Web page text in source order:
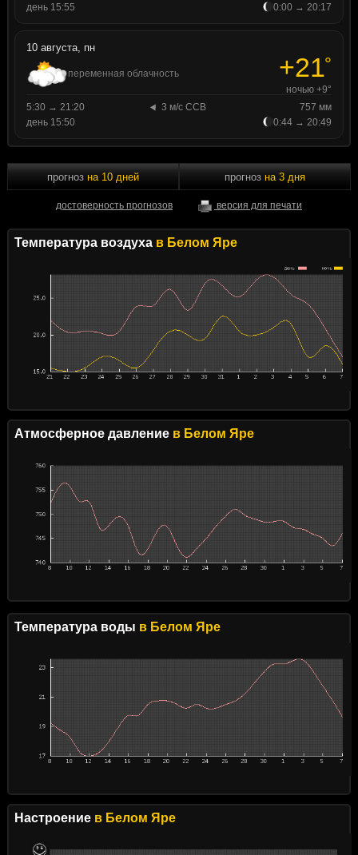
день 15:55
0:00 → 20:17
10 августа, пн
переменная облачность +21°
ночью +9°
5:30 → 21:20
3 м/с ССВ
757 мм
день 15:50
0:44 → 20:49
прогноз на 10 дней
достоверность прогнозов версия для печати
прогноз на 3 дня
Температура воздухав Белом Яре
Атмосферное давлениев Белом Яре
Температура воды в Белом Яре
Настроениев Белом Яре